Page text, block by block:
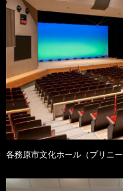
各務原市文化ホール（プリニー